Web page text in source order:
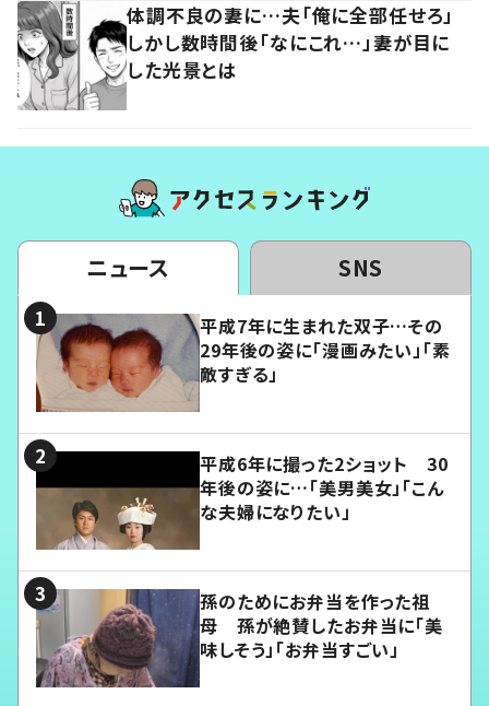
体調不良の妻に…夫「俺に全部任せろ」
しかし数時間後「なにこれ…」妻が目に
した光景とは
ニュース SNS
平成7年に生まれた双子…その
29年後の姿に「漫画みたい」「素
敵すぎる」
平成6年に撮った2ショット 30
年後の姿に…「美男美女」「こん
な夫婦になりたい」
孫のためにお弁当を作った祖
母 孫が絶賛したお弁当に「美
味しそう」「お弁当すごい」